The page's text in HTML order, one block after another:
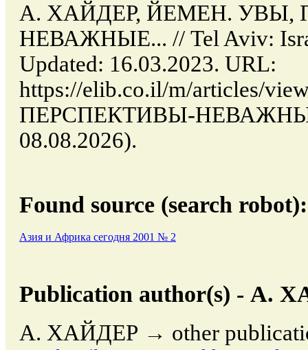
А. ХАЙДЕР, ЙЕМЕН. УВЫ,
НЕВАЖНЫЕ... // Tel Aviv:
Updated: 16.03.2023. URL:
https://elib.co.il/m/articles/
ПЕРСПЕКТИВЫ-НЕВАЖНЫЕ
08.08.2026).
Found source (search robot):
Азия и Африка сегодня 2001 № 2
Publication author(s) - А.
А. ХАЙДЕР → other